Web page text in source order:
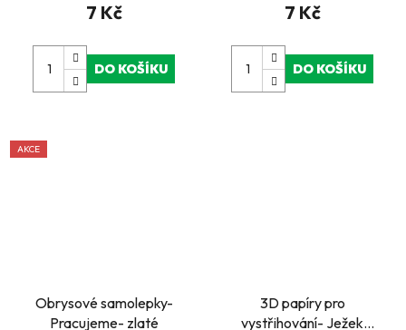
7 Kč
DO KOŠÍKU
7 Kč
DO KOŠÍKU
AKCE
Obrysové samolepky-
Pracujeme- zlaté
3D papíry pro
vystřihování- Ježek